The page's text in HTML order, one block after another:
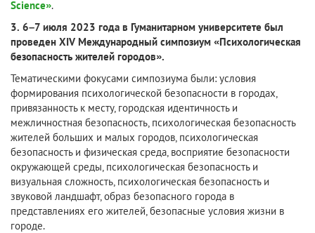
Science».
3. 6–7 июля 2023 года в Гуманитарном университете был
проведен XIV Международный симпозиум «Психологическая
безопасность жителей городов».
Тематическими фокусами симпозиума были: условия
формирования психологической безопасности в городах,
привязанность к месту, городская идентичность и
межличностная безопасность, психологическая безопасность
жителей больших и малых городов, психологическая
безопасность и физическая среда, восприятие безопасности
окружающей среды, психологическая безопасность и
визуальная сложность, психологическая безопасность и
звуковой ландшафт, образ безопасного города в
представлениях его жителей, безопасные условия жизни в
городе.